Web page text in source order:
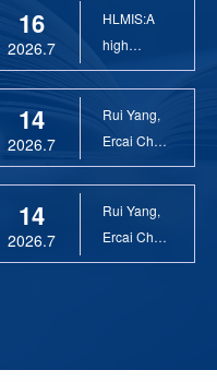
16
2026.7
HLMIS:A
high
Resolution
14
2026.7
Rui Yang,
Ercai Chen
and
14
2026.7
Rui Yang,
Ercai Chen
and